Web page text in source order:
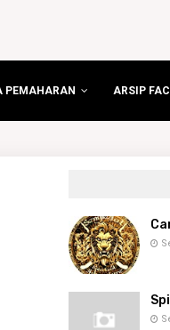
PEMAHARAN ARSIP